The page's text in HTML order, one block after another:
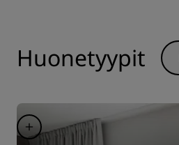
Huonetyypit